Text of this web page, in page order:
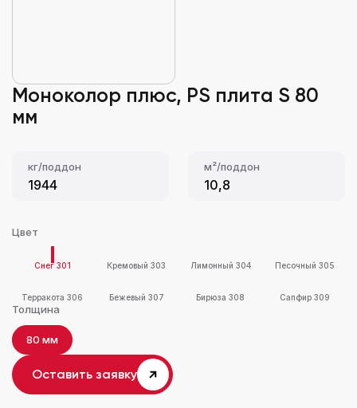
Моноколор плюс, PS плита S 80
мм
кг/поддон
1944
м²/поддон
10,8
Цвет
Снег 301 Кремовый 303 Лимонный 304 Песочный 305
Терракота 306 Бежевый 307 Бирюза 308 Сапфир 309
Толщина
80 мм
Оставить заявку